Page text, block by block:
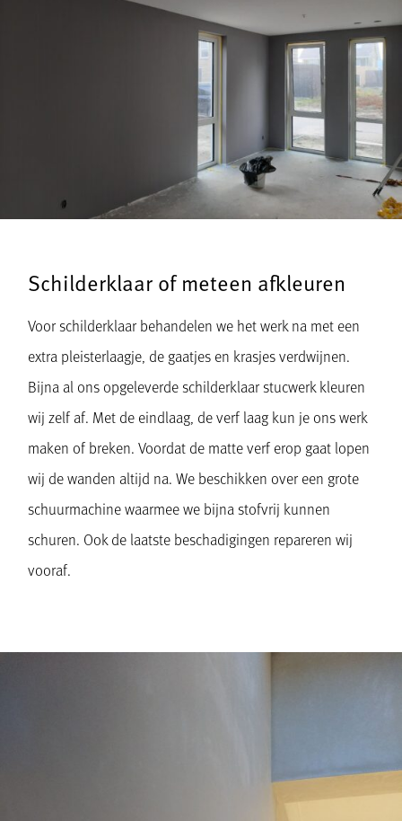
Schilderklaar of meteen afkleuren
Voor schilderklaar behandelen we het werk na met een
extra pleisterlaagje, de gaatjes en krasjes verdwijnen.
Bijna al ons opgeleverde schilderklaar stucwerk kleuren
wij zelf af. Met de eindlaag, de verf laag kun je ons werk
maken of breken. Voordat de matte verf erop gaat lopen
wij de wanden altijd na. We beschikken over een grote
schuurmachine waarmee we bijna stofvrij kunnen
schuren. Ook de laatste beschadigingen repareren wij
vooraf.